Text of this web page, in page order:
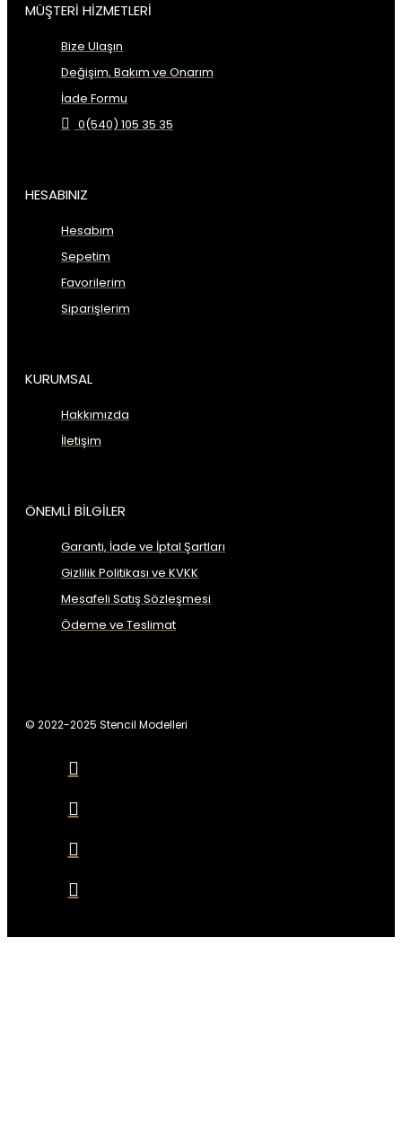
MÜŞTERİ HİZMETLERİ
Bize Ulaşın
Değişim, Bakım ve Onarım
İade Formu
0(540) 105 35 35
HESABINIZ
Hesabım
Sepetim
Favorilerim
Siparişlerim
KURUMSAL
Hakkımızda
İletişim
ÖNEMLİ BİLGİLER
Garanti, İade ve İptal Şartları
Gizlilik Politikası ve KVKK
Mesafeli Satış Sözleşmesi
Ödeme ve Teslimat
© 2022-2025 Stencil Modelleri